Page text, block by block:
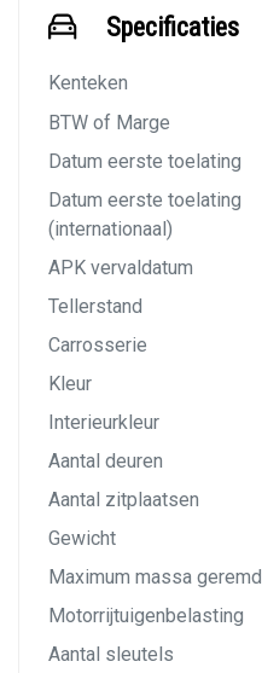
Specificaties
Kenteken
BTW of Marge
Datum eerste toelating
Datum eerste toelating
(internationaal)
APK vervaldatum
Tellerstand
Carrosserie
Kleur
Interieurkleur
Aantal deuren
Aantal zitplaatsen
Gewicht
Maximum massa geremd
Motorrijtuigenbelasting
Aantal sleutels